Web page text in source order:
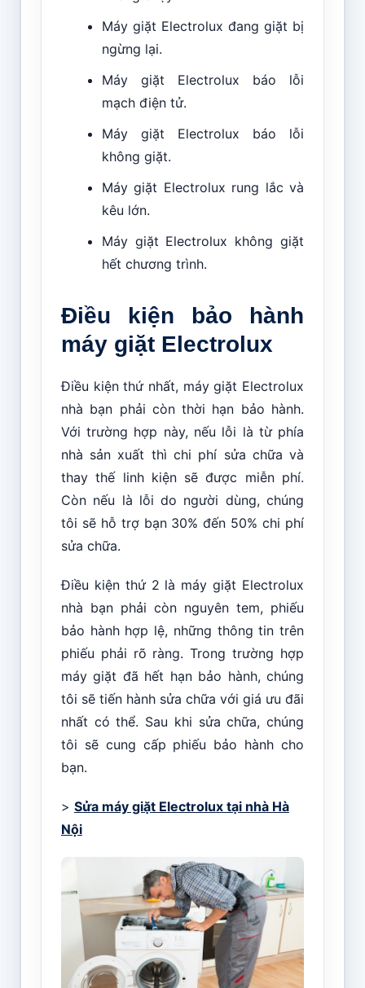
Máy giặt Electrolux đang giặt bị
ngừng lại.
Máy giặt Electrolux báo lỗi
mạch điện tử.
Máy giặt Electrolux báo lỗi
không giặt.
Máy giặt Electrolux rung lắc và
kêu lớn.
Máy giặt Electrolux không giặt
hết chương trình.
Điều kiện bảo hành
máy giặt Electrolux
Điều kiện thứ nhất, máy giặt Electrolux
nhà bạn phải còn thời hạn bảo hành.
Với trường hợp này, nếu lỗi là từ phía
nhà sản xuất thì chi phí sửa chữa và
thay thế linh kiện sẽ được miễn phí.
Còn nếu là lỗi do người dùng, chúng
tôi sẽ hỗ trợ bạn 30% đến 50% chi phí
sửa chữa.
Điều kiện thứ 2 là máy giặt Electrolux
nhà bạn phải còn nguyên tem, phiếu
bảo hành hợp lệ, những thông tin trên
phiếu phải rõ ràng. Trong trường hợp
máy giặt đã hết hạn bảo hành, chúng
tôi sẽ tiến hành sửa chữa với giá ưu đãi
nhất có thể. Sau khi sửa chữa, chúng
tôi sẽ cung cấp phiếu bảo hành cho
bạn.
> Sửa máy giặt Electrolux tại nhà Hà
Nội